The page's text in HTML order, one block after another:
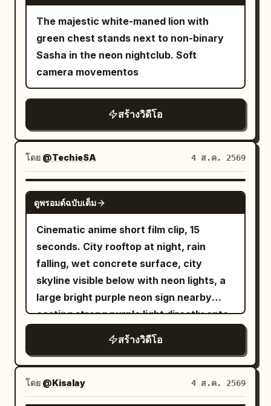
moody atmosphere. 6-10s: Camera
emerges into a warm ramen shop
interior, slow push-in on a steaming red-
rimmed ceramic bowl of tonkotsu ramen
green onions, nori, soft-boiled egg),
rising steam, soft warm lighting,
chopsticks and small dishes nearby. 10-
13s: Hard cut-free transition into close-
up of a row of aluminum drink cans
inside a dark blue-lit vending machine,
pull-tabs and condensation details, cool
cyan lighting. 13-15s: Final explosive
acceleration into blurred high-speed
neon Tokyo street canyon, wet
reflections stretching, colorful light
streaks, camera racing forward into
pure motion blur and neon bokeh.
Overall style: photorealistic cinematic
low-angle tracking / racing camera,
rainy wet surfaces, rich neon color
grading (cyan, magenta, orange, deep
The majestic white-maned lion with
green chest stands next to non-binary
Sasha in the neon nightclub. Soft
camera movementos
สร้างวิดีโอ
โดย @TechieSA 4 ส.ค. 2569
SEEDANCE 2.0
ดูพรอมต์ฉบับเต็ม
Cinematic anime short film clip, 15
seconds. City rooftop at night, rain
falling, wet concrete surface, city
skyline visible below with neon lights, a
large bright purple neon sign nearby
casting strong purple light directly onto
him, rain droplets visible
สร้างวิดีโอ
โดย @Kisalay 4 ส.ค. 2569